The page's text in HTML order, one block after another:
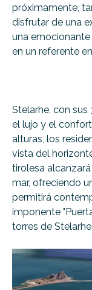
próximamente,
disfrutar de una
una
en un referente
Stelarhe, con sus
el lujo y el
alturas, los
vista del
tirolesa
mar, ofreciendo
permitirá
imponente
torres de Stelarhe.